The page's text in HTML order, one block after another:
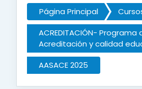
Página Principal
ACREDITACIÓN- Programa
Acreditación y calidad
AASACE 2025